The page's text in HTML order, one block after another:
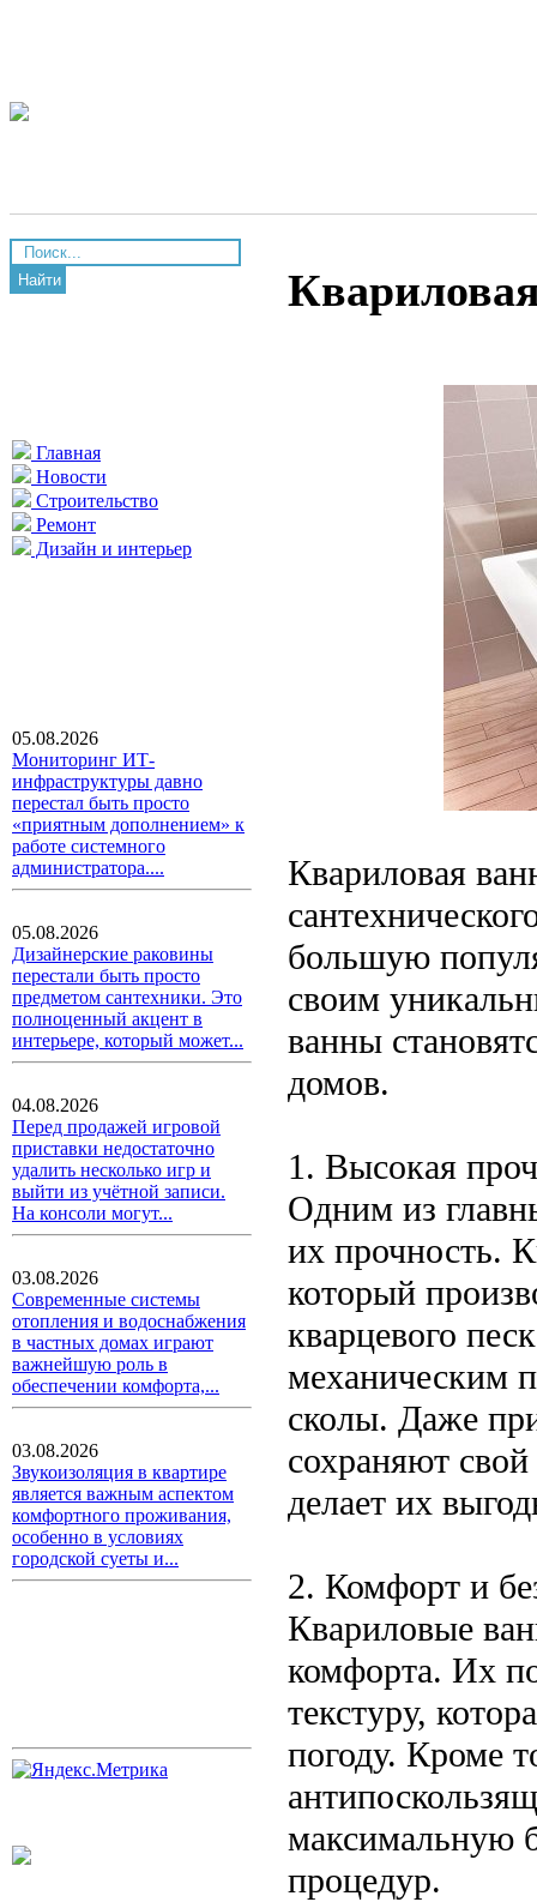
Найти
Главная
Новости
Строительство
Ремонт
Дизайн и интерьер
05.08.2026
Мониторинг ИТ-
инфраструктуры давно
перестал быть просто
«приятным дополнением» к
работе системного
администратора....
05.08.2026
Дизайнерские раковины
перестали быть просто
предметом сантехники. Это
полноценный акцент в
интерьере, который может...
04.08.2026
Перед продажей игровой
приставки недостаточно
удалить несколько игр и
выйти из учётной записи.
На консоли могут...
03.08.2026
Современные системы
отопления и водоснабжения
в частных домах играют
важнейшую роль в
обеспечении комфорта,...
03.08.2026
Звукоизоляция в квартире
является важным аспектом
комфортного проживания,
особенно в условиях
городской суеты и...
Квариловая
большую
своим
ванны
домов.
1. Высокая
Одним из
их прочность.
который
кварцевого
механическим
сколы. Даже
сохраняют
делает их
2. Комфорт и
Квариловые
комфорта. Их
текстуру,
погоду. Кроме
максимальную
процедур.